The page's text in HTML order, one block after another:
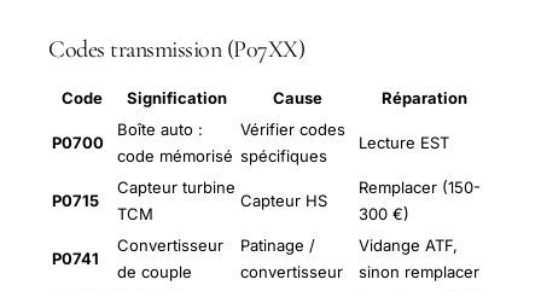
Codes transmission (P07XX)
Code Signification Cause Réparation
P0700
Boîte auto :
code mémorisé
Vérifier codes
spécifiques
Lecture EST
P0715
Capteur turbine
TCM
Capteur HS
Remplacer (150-
300 €)
P0741
Convertisseur
de couple
Patinage /
convertisseur
Vidange ATF,
sinon remplacer